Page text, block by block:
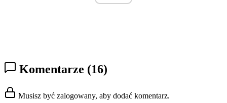
Komentarze (16)
Musisz być zalogowany, aby dodać komentarz.